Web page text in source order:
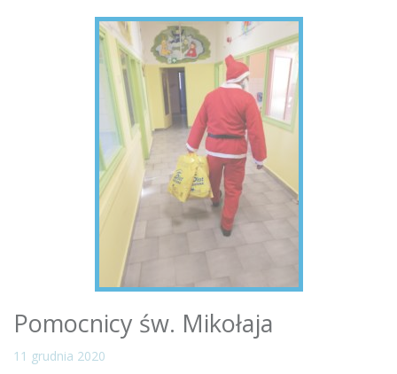
Pomocnicy św. Mikołaja
11 grudnia 2020